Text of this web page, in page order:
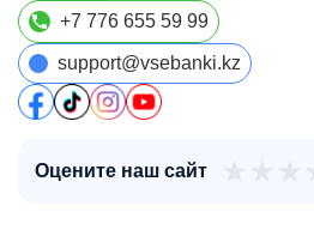
+7 776 655 59 99
support@vsebanki.kz
Оцените наш сайт